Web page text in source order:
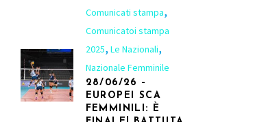
Comunicati stampa,
Comunicatoi stampa
2025, Le Nazionali,
Nazionale Femminile
28/06/26 –
EUROPEI SCA
FEMMINILI: È